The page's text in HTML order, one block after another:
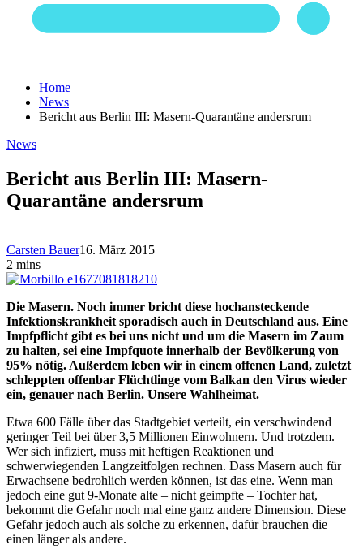
Home
News
Bericht aus Berlin III: Masern-Quarantäne andersrum
News
Bericht aus Berlin III: Masern-
Quarantäne andersrum
Carsten Bauer16. März 2015
2 mins
Die Masern. Noch immer bricht diese hochansteckende
Infektionskrankheit sporadisch auch in Deutschland aus. Eine
Impfpflicht gibt es bei uns nicht und um die Masern im Zaum
zu halten, sei eine Impfquote innerhalb der Bevölkerung von
95% nötig. Außerdem leben wir in einem offenen Land, zuletzt
schleppten offenbar Flüchtlinge vom Balkan den Virus wieder
ein, genauer nach Berlin. Unsere Wahlheimat.
Etwa 600 Fälle über das Stadtgebiet verteilt, ein verschwindend
geringer Teil bei über 3,5 Millionen Einwohnern. Und trotzdem.
Wer sich infiziert, muss mit heftigen Reaktionen und
schwerwiegenden Langzeitfolgen rechnen. Dass Masern auch für
Erwachsene bedrohlich werden können, ist das eine. Wenn man
jedoch eine gut 9-Monate alte – nicht geimpfte – Tochter hat,
bekommt die Gefahr noch mal eine ganz andere Dimension. Diese
Gefahr jedoch auch als solche zu erkennen, dafür brauchen die
einen länger als andere.